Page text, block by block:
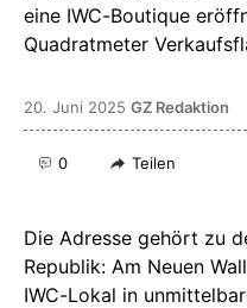
eine IWC-Boutique
Quadratmeter
20. Juni 2025 GZ Redaktion
0 Teilen
Die Adresse gehört zu
Republik: Am Neuen
IWC-Lokal in